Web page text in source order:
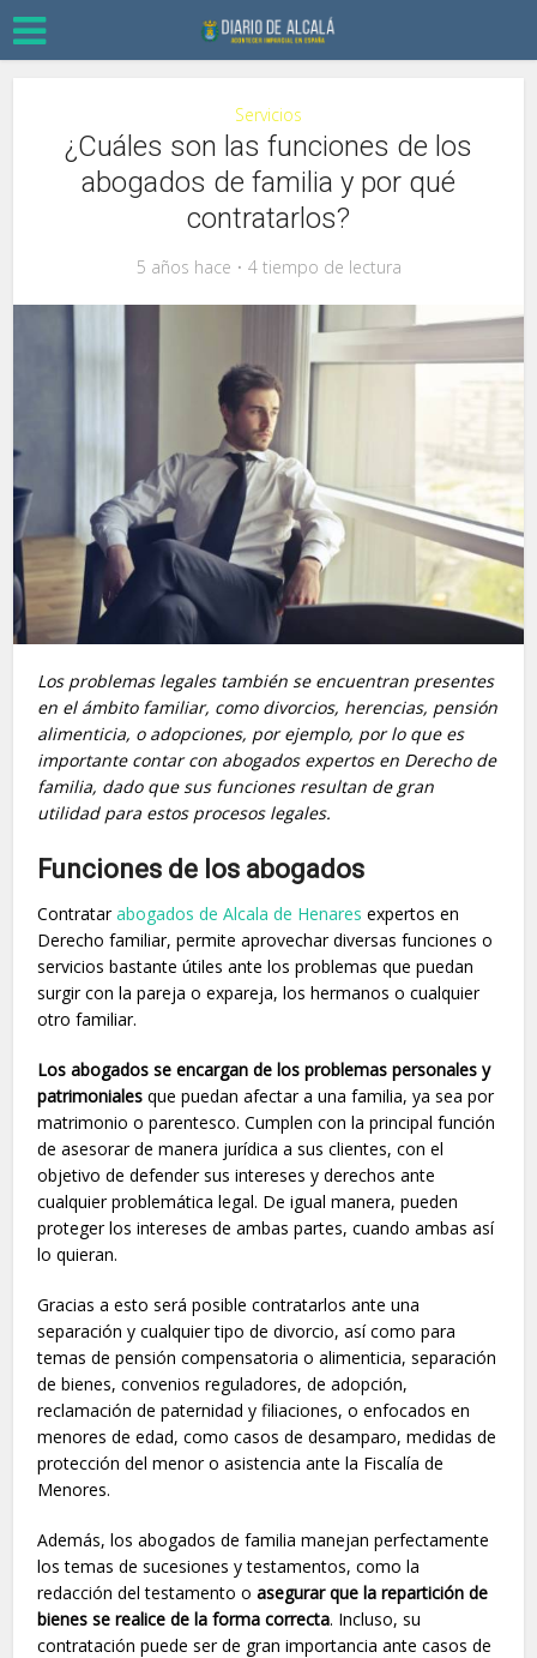
Servicios
¿Cuáles son las funciones de los
abogados de familia y por qué
contratarlos?
5 años hace 4 tiempo de lectura
Los problemas legales también se encuentran presentes
en el ámbito familiar, como divorcios, herencias, pensión
alimenticia, o adopciones, por ejemplo, por lo que es
importante contar con abogados expertos en Derecho de
familia, dado que sus funciones resultan de gran
utilidad para estos procesos legales.
Funciones de los abogados
Contratarabogados de Alcala de Henares expertos en
Derecho familiar, permite aprovechar diversas funciones o
servicios bastante útiles ante los problemas que puedan
surgir con la pareja o expareja, los hermanos o cualquier
otro familiar.
Los abogados se encargan de los problemas personales y
patrimoniales que puedan afectar a una familia, ya sea por
matrimonio o parentesco. Cumplen con la principal función
de asesorar de manera jurídica a sus clientes, con el
objetivo de defender sus intereses y derechos ante
cualquier problemática legal. De igual manera, pueden
proteger los intereses de ambas partes, cuando ambas así
lo quieran.
Gracias a esto será posible contratarlos ante una
separación y cualquier tipo de divorcio, así como para
temas de pensión compensatoria o alimenticia, separación
de bienes, convenios reguladores, de adopción,
reclamación de paternidad y filiaciones, o enfocados en
menores de edad, como casos de desamparo, medidas de
protección del menor o asistencia ante la Fiscalía de
Menores.
Además, los abogados de familia manejan perfectamente
los temas de sucesiones y testamentos, como la
redacción del testamento oasegurar que la repartición de
bienes se realice de la forma correcta. Incluso, su
contratación puede ser de gran importancia ante casos de